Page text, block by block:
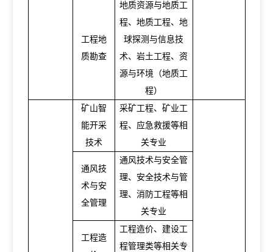
工程地
质勘查
地质资源与地质工
程、地质工程、地
球探测与信息技
术、岩土工程、资
源与环境（地质工
程）
矿山智
能开采
技术
采矿工程、矿业工
程、应急救援等相
关专业
通风技
术与安
全管理
通风技术与安全管
理、安全技术与管
理、消防工程等相
关专业
工程造
工程造价、建设工
程管理类等相关专